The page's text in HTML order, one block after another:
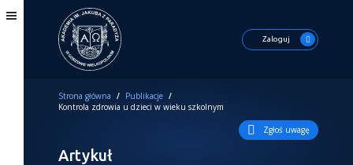
Zaloguj
Strona główna / Publikacje /
Kontrola zdrowia u dzieci w wieku szkolnym
Zgłoś uwagę
Artykuł